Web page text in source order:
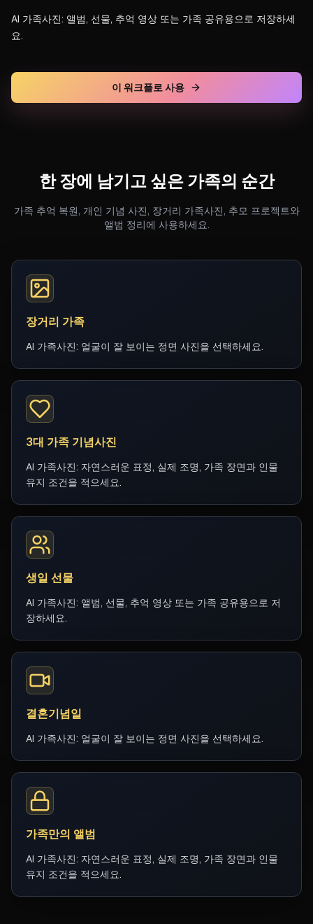
AI 가족사진: 앨범, 선물, 추억 영상 또는 가족 공유용으로 저장하세
요.
이 워크플로 사용
한 장에 남기고 싶은 가족의 순간
가족 추억 복원, 개인 기념 사진, 장거리 가족사진, 추모 프로젝트와
앨범 정리에 사용하세요.
장거리 가족
AI 가족사진: 얼굴이 잘 보이는 정면 사진을 선택하세요.
3대 가족 기념사진
AI 가족사진: 자연스러운 표정, 실제 조명, 가족 장면과 인물
유지 조건을 적으세요.
생일 선물
AI 가족사진: 앨범, 선물, 추억 영상 또는 가족 공유용으로 저
장하세요.
결혼기념일
AI 가족사진: 얼굴이 잘 보이는 정면 사진을 선택하세요.
가족만의 앨범
AI 가족사진: 자연스러운 표정, 실제 조명, 가족 장면과 인물
유지 조건을 적으세요.